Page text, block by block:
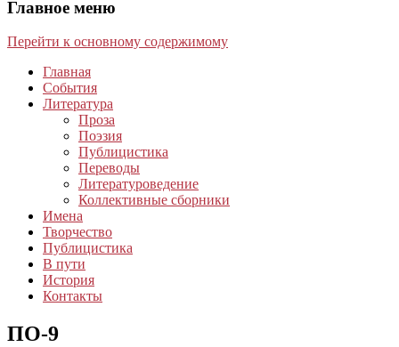
Главное меню
Перейти к основному содержимому
Главная
События
Литература
Проза
Поэзия
Публицистика
Переводы
Литературоведение
Коллективные сборники
Имена
Творчество
Публицистика
В пути
История
Контакты
ПО-9